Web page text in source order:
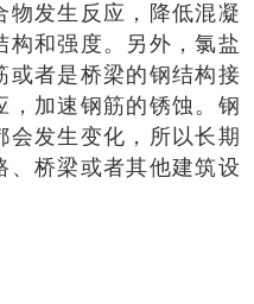
物发生反应，降低混凝
构和强度。另外，氯盐
或者是桥梁的钢结构接
，加速钢筋的锈蚀。钢
会发生变化，所以长期
、桥梁或者其他建筑设